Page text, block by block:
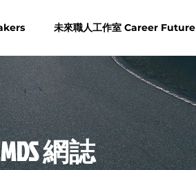
未來職人工作室 Career Future
網誌